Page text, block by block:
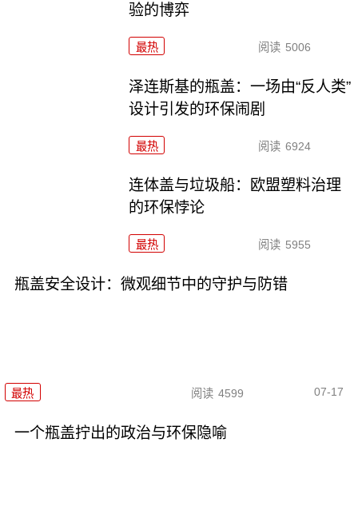
验的博弈
最热 阅读 5006
泽连斯基的瓶盖：一场由“反人类”
设计引发的环保闹剧
最热 阅读 6924
连体盖与垃圾船：欧盟塑料治理
的环保悖论
最热 阅读 5955
瓶盖安全设计：微观细节中的守护与防错
最热 阅读 4599 07-17
一个瓶盖拧出的政治与环保隐喻